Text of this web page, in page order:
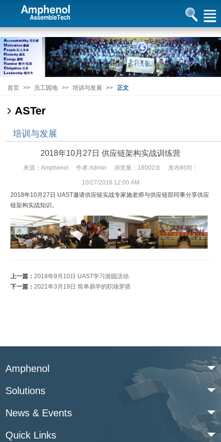
首页 >> 员工园地 >> 培训与发展 >> 正文
ASTer
培训与发展
2018年10月27日 供应链架构实战训练营
来源：Amphenol 作者:Admin 浏览量：18002次 发布时间：
10/27/2018 12:00 AM
2018年10月27 日 UAST邀请供应链实战专家施老师与供应链部同事分享供应
链架构实战知识。
上一篇： 2018年9月10日 UAST学习游园活动
下一篇： 2021年3月19日 简单易学的职场穿搭
Amphenol
Solutions
News & Events
Quick Links